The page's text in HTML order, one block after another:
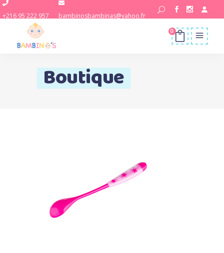
+216 95 222 957 bambinosbambinas@yahoo.fr
0
Boutique